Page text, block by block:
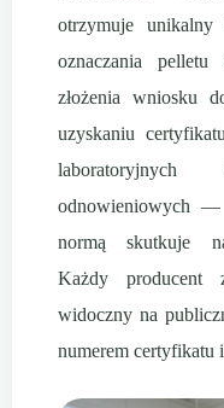
otrzymuje
oznaczania
złożenia wniosku
uzyskaniu
odnowieniowych
normą skutkuje
Każdy producent
widoczny na
numerem certyfikatu